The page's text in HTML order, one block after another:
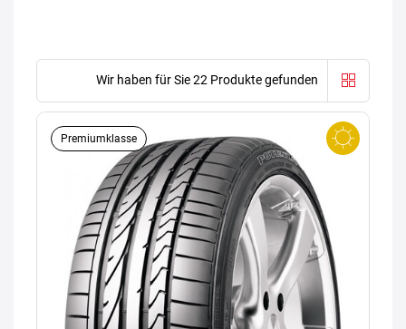
Wir haben für Sie 22 Produkte gefunden
Premiumklasse